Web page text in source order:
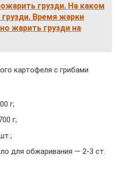
грузди. На каком
Время жарки
жарить грузди на
картофеля с грибами
г;
г;
для обжаривания — 2-3 ст.